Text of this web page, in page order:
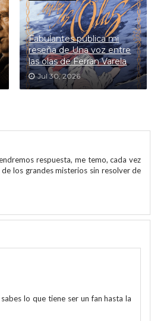
Fabulantes publica mi
reseña de Una voz entre
las olas de Ferran Varela
Jul 30, 2026
respuesta, me temo, cada vez
los grandes misterios sin resolver de
lo que tiene ser un fan hasta la